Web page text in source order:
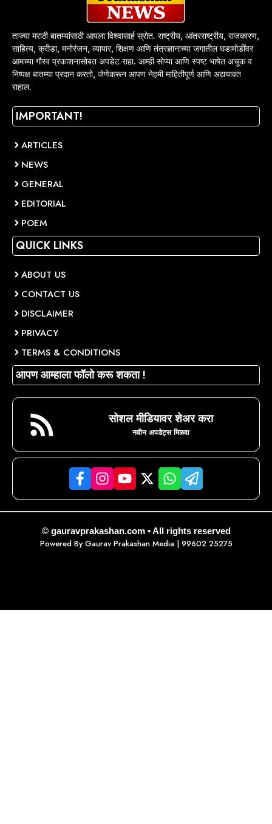
ताज्या मराठी बातम्यांसाठी आपला विश्वासार्ह स्रोत. राष्ट्रीय, आंतरराष्ट्रीय, राजकारण,
साहित्य, क्रीडा, मनोरंजन, व्यापार, शिक्षण आणि तंत्रज्ञानाच्या जगातील घडामोडींवर
आमच्या गौरव प्रकाशनासोबत अपडेट राहा. आम्ही सोप्या आणि स्पष्ट भाषेत अचूक व
निष्पक्ष बातम्या प्रदान करतो, जेणेकरून आपण नेहमी माहितीपूर्ण आणि अद्ययावत
राहाल.
IMPORTANT!
ARTICLES
NEWS
GENERAL
EDITORIAL
POEM
QUICK LINKS
ABOUT US
CONTACT US
DISCLAIMER
PRIVACY
TERMS & CONDITIONS
आपण आम्हाला फॉलो करू शकता !
सोशल मीडियावर शेअर करा
नवीन अपडेट्स मिळवा
© gauravprakashan.com • All rights reserved
Powered By Gaurav Prakashan Media| 99602 25275